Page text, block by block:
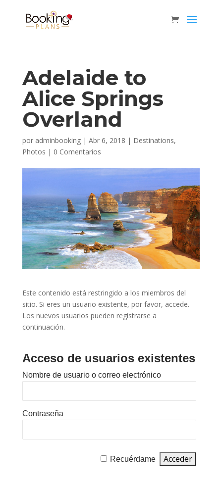
Adelaide to
Alice Springs
Overland
por adminbooking| Abr 6, 2018 | Destinations,
Photos | 0 Comentarios
Este contenido está restringido a los miembros del
sitio. Si eres un usuario existente, por favor, accede.
Los nuevos usuarios pueden registrarse a
continuación.
Acceso de usuarios existentes
Nombre de usuario o correo electrónico
Contraseña
Recuérdame